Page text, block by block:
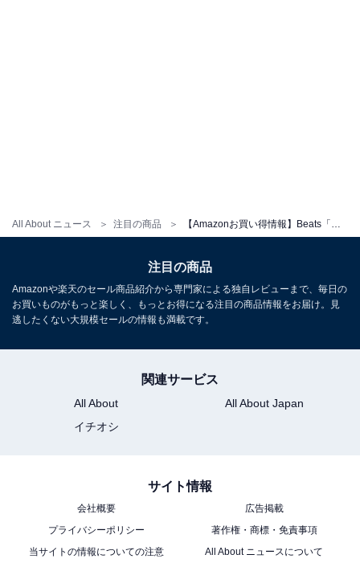
All About ニュース 注目の商品
Beats Flexワイヤレスイヤホン – Apple W1ヘッドフォン
Bluetooth、最大12時間の再生時間 - Beats ブラック
注目の商品
Amazonや楽天のセール商品紹介から専門家による独自レビューまで、毎日の
お買いものがもっと楽しく、もっとお得になる注目の商品情報をお届け。見
逃したくない大規模セールの情報も満載です。
関連サービス
All About
All About Japan
イチオシ
サイト情報
会社概要
広告掲載
プライバシーポリシー
著作権・商標・免責事項
当サイトの情報についての注意
All About ニュースについて